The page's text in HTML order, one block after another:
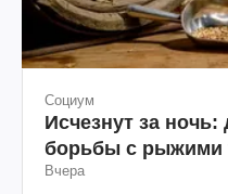
Социум
Исчезнут за
борьбы с рыжими
Вчера